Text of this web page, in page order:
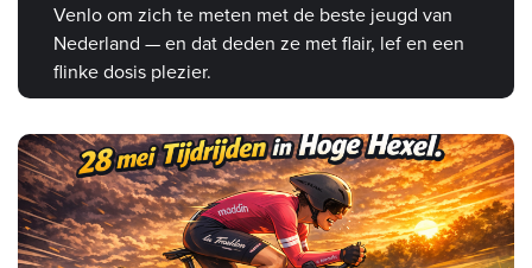
Venlo om zich te meten met de beste jeugd van
Nederland — en dat deden ze met flair, lef en een
flinke dosis plezier.